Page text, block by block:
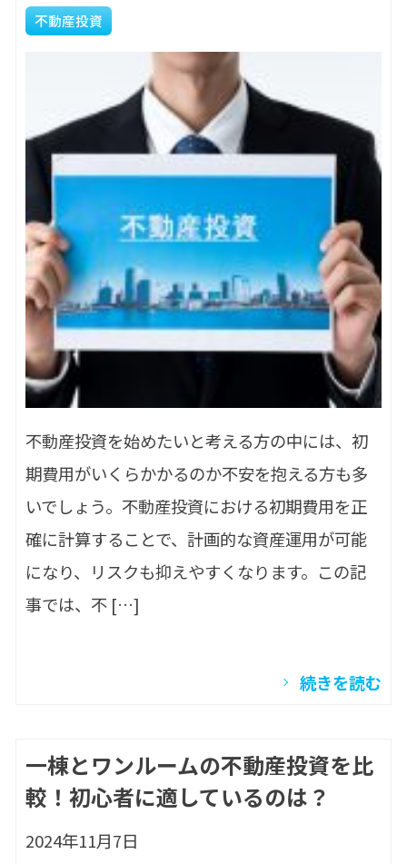
不動産投資
不動産投資を始めたいと考える方の中には、初
期費用がいくらかかるのか不安を抱える方も多
いでしょう。不動産投資における初期費用を正
確に計算することで、計画的な資産運用が可能
になり、リスクも抑えやすくなります。この記
事では、不 […]
続きを読む
一棟とワンルームの不動産投資を比
較！初心者に適しているのは？
2024年11月7日